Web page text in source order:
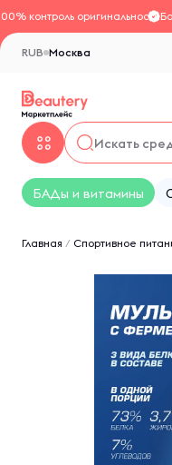
контроль оригинальности
Москва
RUB
БАДы и витамины
Главная / Спортивное